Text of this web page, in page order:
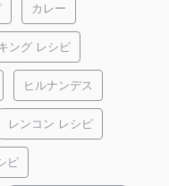
カレー
ング レシピ
ヒルナンデス
レンコン レシピ
ピ